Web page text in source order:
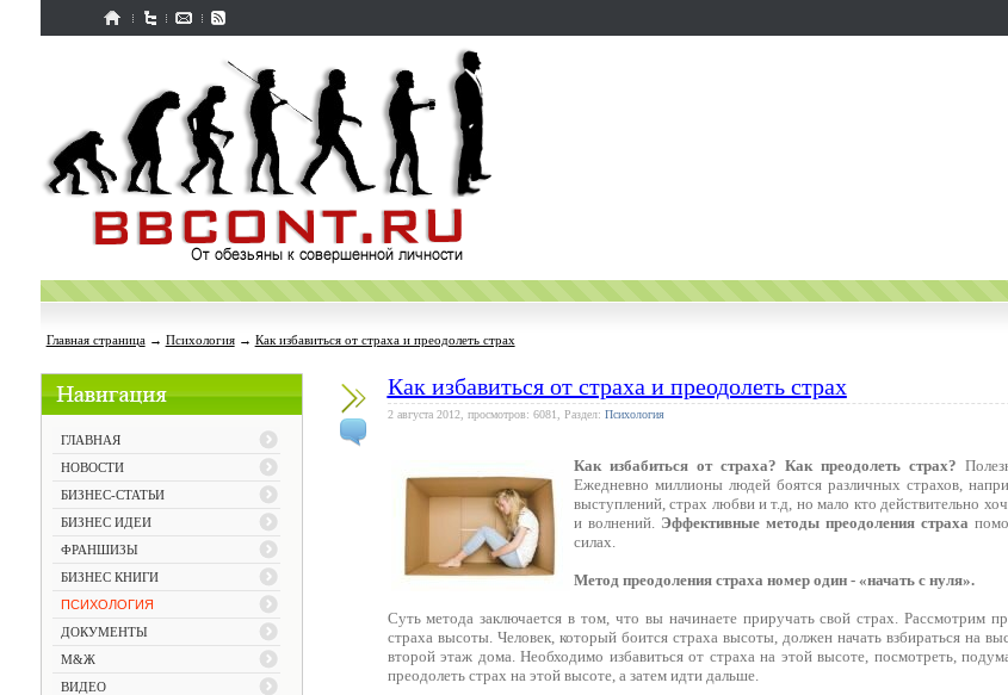
Главная страница→ Психология→ Как избавиться от страха и преодолеть страх
ГЛАВНАЯ
НОВОСТИ
БИЗНЕС-СТАТЬИ
БИЗНЕС ИДЕИ
ФРАНШИЗЫ
БИЗНЕС КНИГИ
ПСИХОЛОГИЯ
ДОКУМЕНТЫ
М&Ж
ВИДЕО
Как избавиться от страха и преодолеть страх
2 августа 2012, просмотров: 6081, Раздел: Психология
Как избабиться от страха? Как преодолеть страх?
Ежедневно миллионы людей боятся различных страхов,
выступлений, страх любви и т.д, но мало кто действительно
и волнений. Эффективные методы преодоления страха
силах.
Метод преодоления страха номер один - «начать с нуля».
Суть метода заключается в том, что вы начинаете приручать свой страх. Рассмотрим
страха высоты. Человек, который боится страха высоты, должен начать взбираться на
второй этаж дома. Необходимо избавиться от страха на этой высоте, посмотреть,
преодолеть страх на этой высоте, а затем идти дальше.